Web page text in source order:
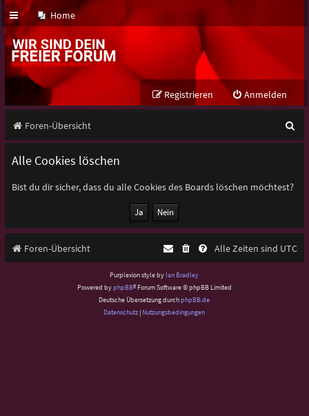
Home
Anmelden
Registrieren
Foren-Übersicht
u
Alle Cookies löschen
Bist du dir sicher, dass du alle Cookies des Boards löschen möchtest?
Foren-Übersicht Alle Zeiten sind UTC
Purplexion style by Ian Bradley
Powered byphpBB® Forum Software © phpBB Limited
Deutsche Übersetzung durchphpBB.de
Datenschutz | Nutzungsbedingungen